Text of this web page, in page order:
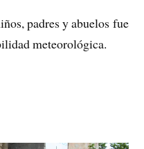
padres y abuelos fue
meteorológica.